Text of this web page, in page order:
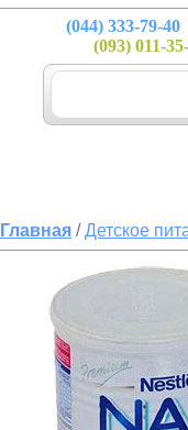
(044) 333-79-40
(093) 011-
Главная /Детское